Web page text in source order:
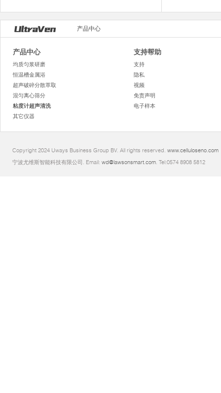
产品中心
产品中心
均质匀浆研磨
恒温槽金属浴
超声破碎分散萃取
混匀离心筛分
粘度计超声清洗
其它仪器
支持帮助
支持
隐私
视频
免责声明
电子样本
Copyright 2024 Uways Business Group BV. All rights reserved. www.celluloseno.com
宁波尤维斯智能科技有限公司. Email: wd@lawsonsmart.com. Tel:0574 8908 5812